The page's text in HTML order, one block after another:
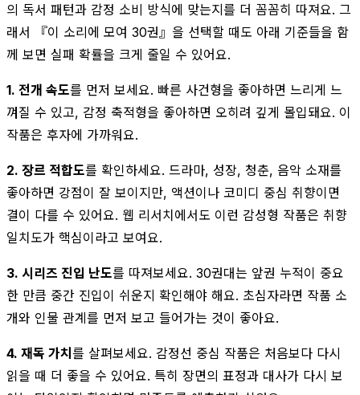
의 독서 패턴과 감정 소비 방식에 맞는지를 더 꼼꼼히 따져요. 그
래서 『이 소리에 모여 30권』을 선택할 때도 아래 기준들을 함
께 보면 실패 확률을 크게 줄일 수 있어요.
1. 전개 속도를 먼저 보세요. 빠른 사건형을 좋아하면 느리게 느
껴질 수 있고, 감정 축적형을 좋아하면 오히려 깊게 몰입돼요. 이
작품은 후자에 가까워요.
2. 장르 적합도를 확인하세요. 드라마, 성장, 청춘, 음악 소재를
좋아하면 강점이 잘 보이지만, 액션이나 코미디 중심 취향이면
결이 다를 수 있어요. 웹 리서치에서도 이런 감성형 작품은 취향
일치도가 핵심이라고 보여요.
3. 시리즈 진입 난도를 따져보세요. 30권대는 앞권 누적이 중요
한 만큼 중간 진입이 쉬운지 확인해야 해요. 초심자라면 작품 소
개와 인물 관계를 먼저 보고 들어가는 것이 좋아요.
4. 재독 가치를 살펴보세요. 감정선 중심 작품은 처음보다 다시
읽을 때 더 좋을 수 있어요. 특히 장면의 표정과 대사가 다시 보